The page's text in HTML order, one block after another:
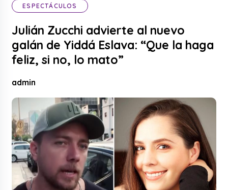
ESPECTÁCULOS
Julián Zucchi advierte al nuevo
galán de Yiddá Eslava: “Que la haga
feliz, si no, lo mato”
admin